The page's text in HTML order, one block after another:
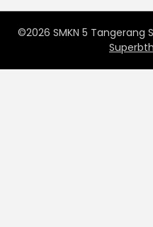
©2026 SMKN 5 Tangerang